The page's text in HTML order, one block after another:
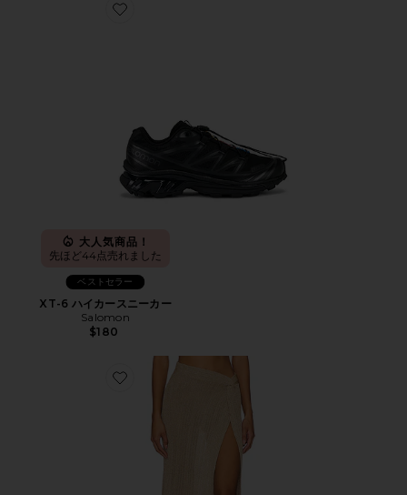
Favorite XT-6 ハイカースニーカー
大人気商品！
先ほど44点売れました
ベストセラー
XT-6 ハイカースニーカー
Salomon
$180
Favorite HEART OF GOLD スカート